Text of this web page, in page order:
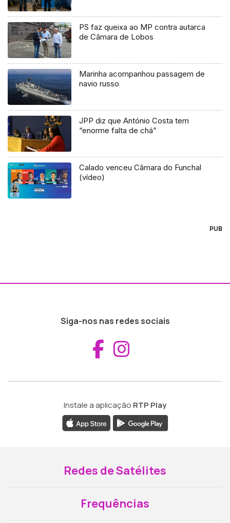
PS faz queixa ao MP contra autarca
de Câmara de Lobos
Marinha acompanhou passagem de
navio russo
JPP diz que António Costa tem
“enorme falta de chá”
Calado venceu Câmara do Funchal
(vídeo)
PUB
Siga-nos nas redes sociais
Aceder ao
Instale a aplicação RTP Play
Redes de Satélites
Frequências